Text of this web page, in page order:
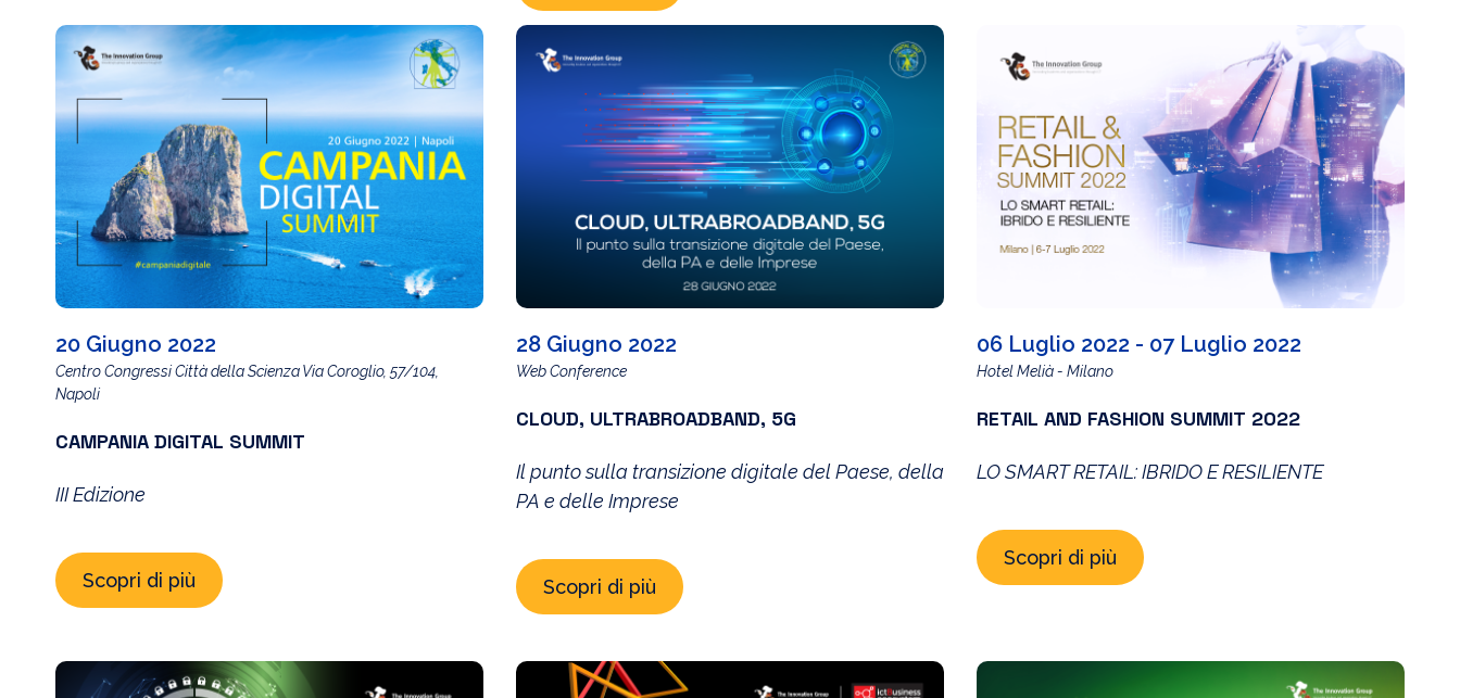
20 Giugno 2022
Centro Congressi Città della Scienza Via Coroglio, 57/104,
Napoli
CAMPANIA DIGITAL SUMMIT
III Edizione
Scopri di più
28 Giugno 2022
Web Conference
CLOUD, ULTRABROADBAND, 5G
Il punto sulla transizione digitale del Paese, della
PA e delle Imprese
Scopri di più
06 Luglio 2022 - 07 Luglio 2022
Hotel Melià - Milano
RETAIL AND FASHION SUMMIT 2022
LO SMART RETAIL: IBRIDO E RESILIENTE
Scopri di più